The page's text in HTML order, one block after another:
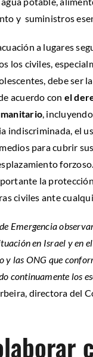
y suministros
a lugares
los civiles,
debe ser
acuerdo con el
,
indiscriminada, el
para cubrir
la
civiles ante
Emergencia
en Israel y en
y las ONG que
continuamente los
directora del